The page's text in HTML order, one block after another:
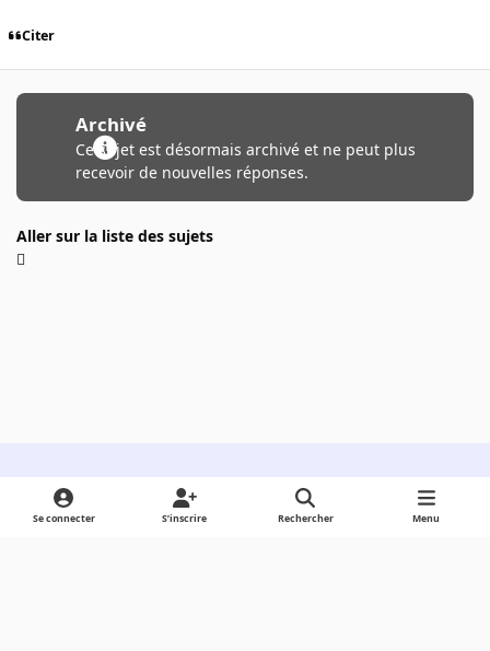
Citer
Archivé
Ce sujet est désormais archivé et ne peut plus
recevoir de nouvelles réponses.
Aller sur la liste des sujets
Light ModeDark ModeSystem Preference
Se connecter S’inscrire Rechercher Menu